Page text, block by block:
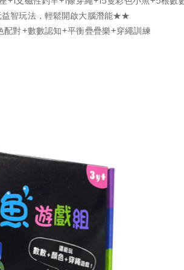
智玩法，輕鬆開啟大腦潛能★★
配對+數數認知+平衡疊疊樂+穿繩訓練